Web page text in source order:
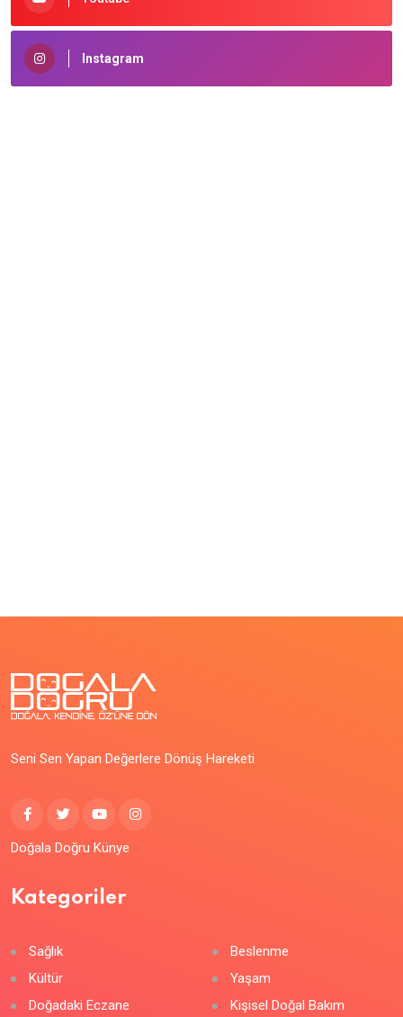
Instagram
Seni Sen Yapan Değerlere Dönüş Hareketi
Doğala Doğru Künye
Kategoriler
Sağlık
Beslenme
Kültür
Yaşam
Doğadaki Eczane
Kişisel Doğal Bakım